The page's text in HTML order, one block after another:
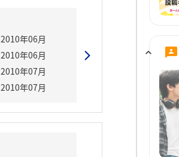
2010年06月
2010年06月
2010年07月
2010年07月